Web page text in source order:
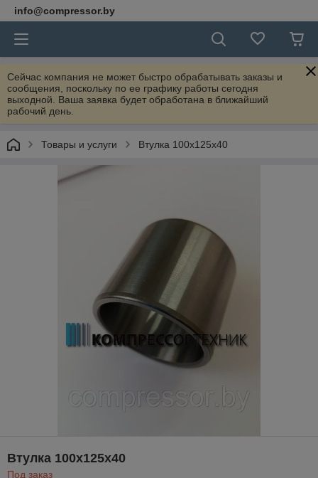
info@compressor.by
Сейчас компания не может быстро обрабатывать заказы и
сообщения, поскольку по ее графику работы сегодня
выходной. Ваша заявка будет обработана в ближайший
рабочий день.
Товары и услуги Втулка 100x125x40
Втулка 100x125x40
Под заказ